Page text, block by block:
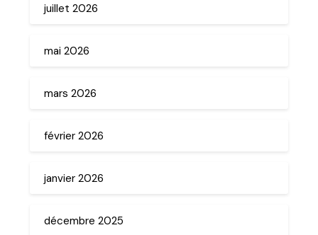
juillet 2026
mai 2026
mars 2026
février 2026
janvier 2026
décembre 2025